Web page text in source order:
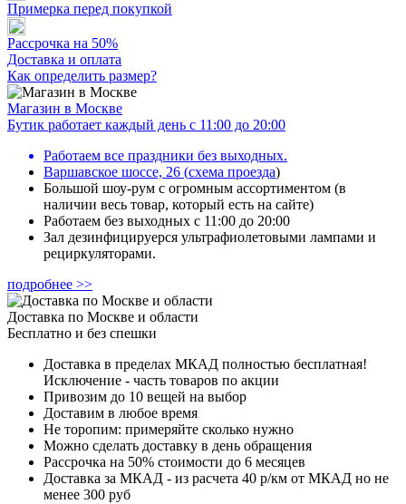
Примерка перед покупкой
Рассрочка на 50%
Доставка и оплата
Как определить размер?
Магазин в Москве
Бутик работает каждый день с 11:00 до 20:00
Работаем все праздники без выходных.
Варшавское шоссе, 26 (схема проезда)
Большой шоу-рум с огромным ассортиментом (в
наличии весь товар, который есть на сайте)
Работаем без выходных с 11:00 до 20:00
Зал дезинфицируерся ультрафиолетовыми лампами и
рециркуляторами.
подробнее >>
Доставка по Москве и области
Бесплатно и без спешки
Доставка в пределах МКАД полностью бесплатная!
Исключение - часть товаров по акции
Привозим до 10 вещей на выбор
Доставим в любое время
Не торопим: примеряйте сколько нужно
Можно сделать доставку в день обращения
Рассрочка на 50% стоимости до 6 месяцев
Доставка за МКАД - из расчета 40 р/км от МКАД но не
менее 300 руб